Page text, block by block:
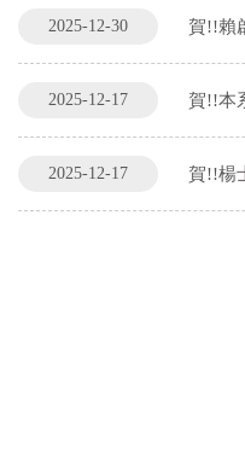
2025-12-30 賀!!賴
2025-12-17 賀!!本
2025-12-17 賀!!楊